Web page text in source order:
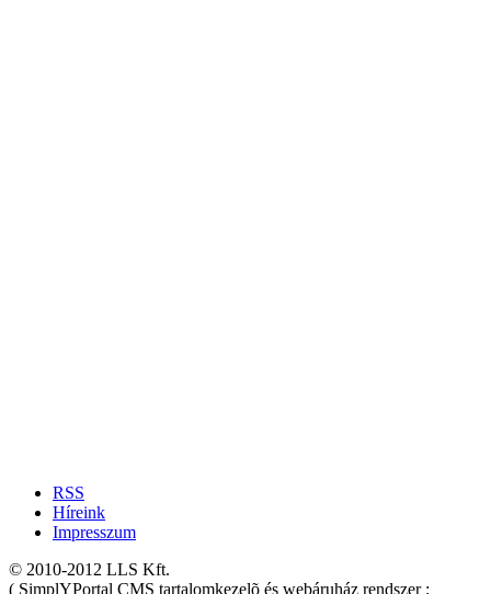
RSS
Híreink
Impresszum
© 2010-2012 LLS Kft.
( SimplYPortal CMS tartalomkezelõ és webáruház rendszer :